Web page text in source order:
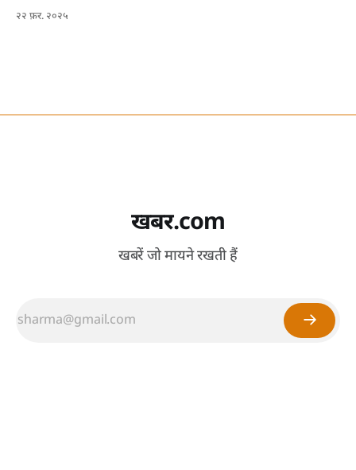
२२ फ़र. २०२५
खबर.com
खबरें जो मायने रखती हैं